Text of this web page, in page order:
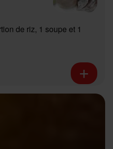
de riz, 1 soupe et 1